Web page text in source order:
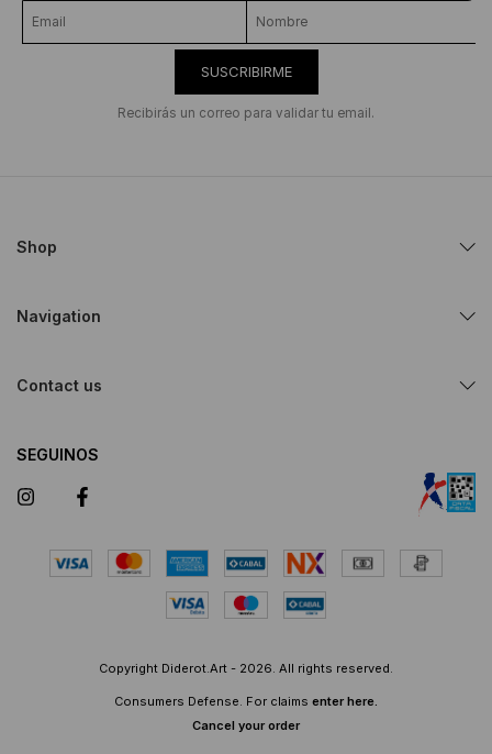
SUSCRIBIRME
Recibirás un correo para validar tu email.
Shop
Navigation
Contact us
SEGUINOS
Copyright Diderot.Art - 2026. All rights reserved.
Consumers Defense. For claims enter here.
Cancel your order